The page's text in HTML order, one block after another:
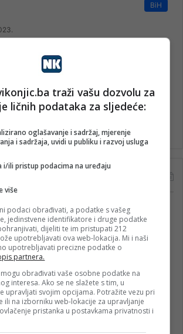
BiH
osuđeni na po 15
za krivične sudove (MMKS) u srijedu je
u trajanju od po 15 godina zatvora
“Obrazovanje gradi BiH-Jovan Divjak“
– Konjic je u posljednje 22 godine imao
25 ​​stipendista
15. Februara 2023.
Konjičanke cvijećem i besplatnim
ulazom na utakmicu
7. Marta 2025.
traži vašu dozvolu za
ličnih podataka za sljedeće:
oglašavanje i sadržaj, mjerenje
i sadržaja, uvidi u publiku i razvoj usluga
i/ili pristup podacima na uređaju
više
podaci obrađivati, a podatke s vašeg
jedinstvene identifikatore i druge podatke
dijeliti te im pristupati 212
upotrebljavati ova web-lokacija. Mi i naši
upotrebljavati precizne podatke o
partnera.
obrađivati vaše osobne podatke na
interesa. Ako se ne slažete s tim, u
upravljati svojim opcijama. Potražite vezu pri
ili na izborniku web-lokacije za upravljanje
pristanka u postavkama privatnosti i